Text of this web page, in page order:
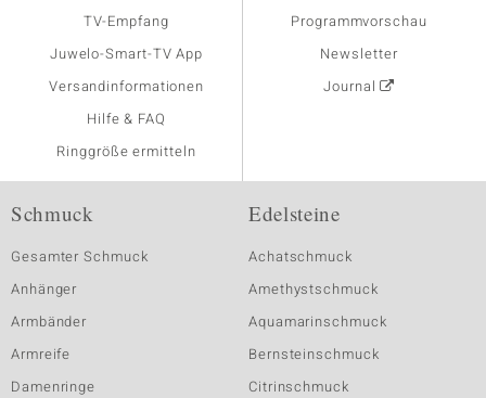
TV-Empfang
Juwelo-Smart-TV App
Versandinformationen
Hilfe & FAQ
Ringgröße ermitteln
Programmvorschau
Newsletter
Journal
Schmuck
Gesamter Schmuck
Anhänger
Armbänder
Armreife
Damenringe
Edelsteine
Achatschmuck
Amethystschmuck
Aquamarinschmuck
Bernsteinschmuck
Citrinschmuck